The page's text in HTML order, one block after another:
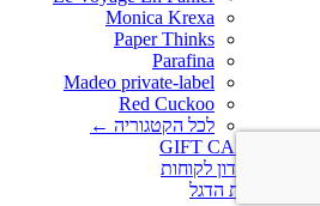
Monica Krexa
Paper Thinks
Parafina
Madeo private-label
Red Cuckoo
לכל הקטגוריה ←
GIFT CARD
מועדון לקוחות
חנות הדגל